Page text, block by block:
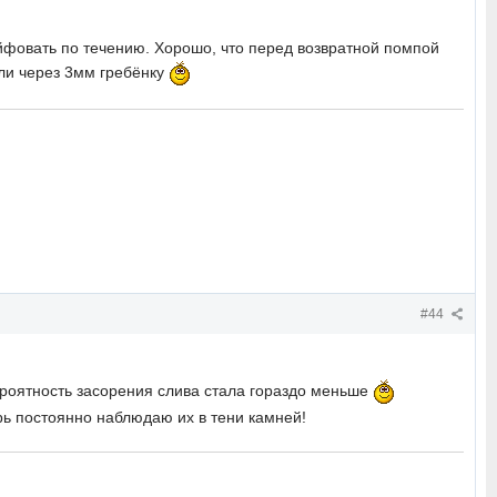
по течению. Хорошо, что перед возвратной помпой
через 3мм гребёнку
#44
засорения слива стала гораздо меньше
постоянно наблюдаю их в тени камней!